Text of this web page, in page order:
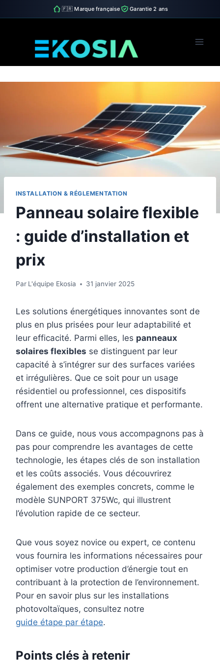
🇫🇷 Marque française Garantie 2 ans
INSTALLATION & RÉGLEMENTATION
Panneau solaire flexible
: guide d’installation et
prix
Par L'équipe Ekosia 31 janvier 2025
Les solutions énergétiques innovantes sont de
plus en plus prisées pour leur adaptabilité et
leur efficacité. Parmi elles, les panneaux
solaires flexibles se distinguent par leur
capacité à s’intégrer sur des surfaces variées
et irrégulières. Que ce soit pour un usage
résidentiel ou professionnel, ces dispositifs
offrent une alternative pratique et performante.
Dans ce guide, nous vous accompagnons pas à
pas pour comprendre les avantages de cette
technologie, les étapes clés de son installation
et les coûts associés. Vous découvrirez
également des exemples concrets, comme le
modèle SUNPORT 375Wc, qui illustrent
l’évolution rapide de ce secteur.
Que vous soyez novice ou expert, ce contenu
vous fournira les informations nécessaires pour
optimiser votre production d’énergie tout en
contribuant à la protection de l’environnement.
Pour en savoir plus sur les installations
photovoltaïques, consultez notre
guide étape par étape.
Points clés à retenir